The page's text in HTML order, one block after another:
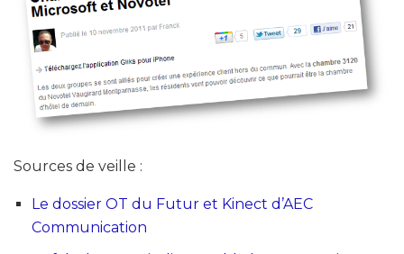
Sources de veille :
Le dossier OT du Futur et Kinect d’AEC
Communication